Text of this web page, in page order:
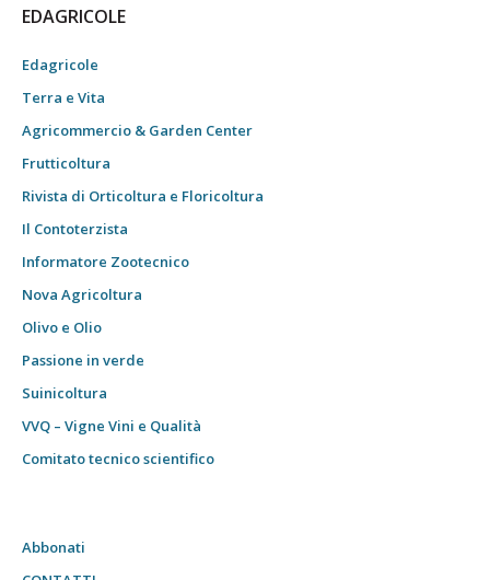
EDAGRICOLE
Edagricole
Terra e Vita
Agricommercio & Garden Center
Frutticoltura
Rivista di Orticoltura e Floricoltura
Il Contoterzista
Informatore Zootecnico
Nova Agricoltura
Olivo e Olio
Passione in verde
Suinicoltura
VVQ – Vigne Vini e Qualità
Comitato tecnico scientifico
Abbonati